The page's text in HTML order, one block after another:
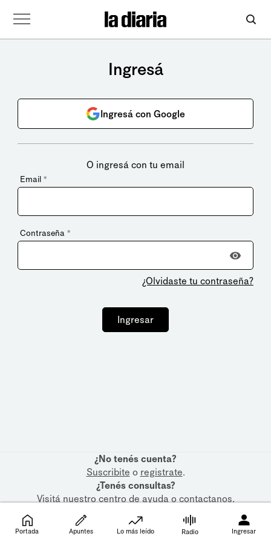
Ingresá
Ingresá con Google
O ingresá con tu email
Email *
Contraseña *
¿Olvidaste tu contraseña?
Ingresar
¿No tenés cuenta?
Suscribite o registrate.
¿Tenés consultas?
Visitá nuestrocentro de ayudaocontactanos.
Portada Apuntes Lo más leído Radio Ingresar